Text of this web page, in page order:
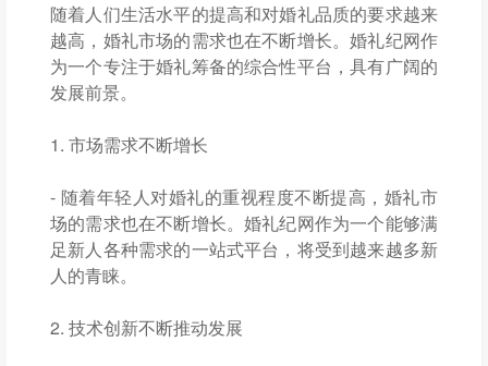
随着人们生活水平的提高和对婚礼品质的要求越来
越高，婚礼市场的需求也在不断增长。婚礼纪网作
为一个专注于婚礼筹备的综合性平台，具有广阔的
发展前景。
1. 市场需求不断增长
- 随着年轻人对婚礼的重视程度不断提高，婚礼市
场的需求也在不断增长。婚礼纪网作为一个能够满
足新人各种需求的一站式平台，将受到越来越多新
人的青睐。
2. 技术创新不断推动发展